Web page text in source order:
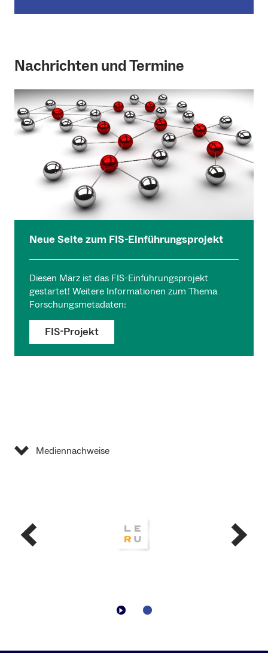
Nachrichten und Termine
Neue Seite zum FIS-Einführungsprojekt
Diesen März ist das FIS-Einführungsprojekt
gestartet! Weitere Informationen zum Thema
Forschungsmetadaten:
FIS-Projekt
Mediennachweise